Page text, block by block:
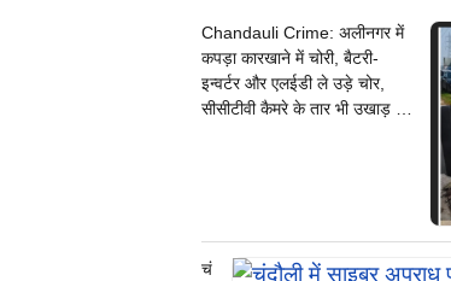
Chandauli Crime: अलीनगर में
कपड़ा कारखाने में चोरी, बैटरी-
इन्वर्टर और एलईडी ले उड़े चोर,
सीसीटीवी कैमरे के तार भी उखाड़ ले
चं